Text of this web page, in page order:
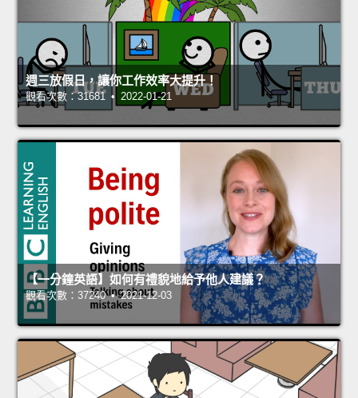
週三放假日，讓你工作效率大提升！
觀看次數：31681 • 2022-01-21
【一分鐘英語】如何有禮貌地給予他人建議？
觀看次數：37240 • 2021-12-03